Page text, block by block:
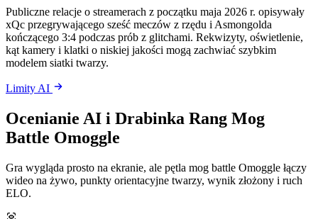
Publiczne relacje o streamerach z początku maja 2026 r. opisywały
xQc przegrywającego sześć meczów z rzędu i Asmongolda
kończącego 3:4 podczas prób z glitchami. Rekwizyty, oświetlenie,
kąt kamery i klatki o niskiej jakości mogą zachwiać szybkim
modelem siatki twarzy.
Limity AI
Ocenianie AI i Drabinka Rang Mog
Battle Omoggle
Gra wygląda prosto na ekranie, ale pętla mog battle Omoggle łączy
wideo na żywo, punkty orientacyjne twarzy, wynik złożony i ruch
ELO.